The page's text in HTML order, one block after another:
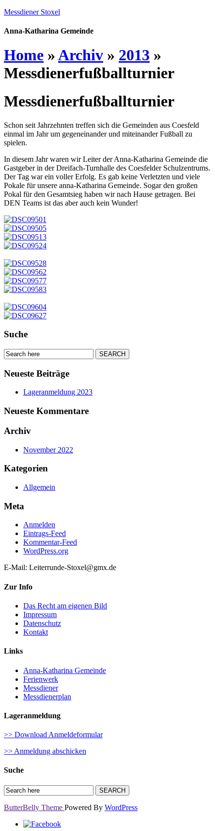
Messdiener Stoxel
Anna-Katharina Gemeinde
Home »Archiv » 2013 »
Messdienerfußballturnier
Messdienerfußballturnier
Schon seit Jahrzehnten treffen sich die Gemeinden aus Coesfeld
einmal im Jahr um gegeneinander und miteinander Fußball zu
spielen.
In diesem Jahr waren wir Leiter der Anna-Katharina Gemeinde die
Gastgeber in der Dreifach-Turnhalle des Coesfelder Schulzentrums.
Der Tag war ein voller Erfolg. Es gab keine Verletzten und viele
Pokale für unsere anna-Katharina Gemeinde. Sogar den großen
Pokal für den Gesamtsieg haben wir nach Hause getragen. Bei
DEN Teams ist das aber auch kein Wunder!
Suche
Neueste Beiträge
Lageranmeldung 2023
Neueste Kommentare
Archiv
November 2022
Kategorien
Allgemein
Meta
Anmelden
Eintrags-Feed
Kommentar-Feed
WordPress.org
E-Mail: Leiterrunde-Stoxel@gmx.de
Zur Info
Das Recht am eigenen Bild
Impressum
Datenschutz
Kontakt
Links
Anna-Katharina Gemeinde
Ferienwerk
Messdiener
Messdienerplan
Lageranmeldung
>> Download Anmeldeformular
>> Anmeldung abschicken
Suche
ButterBelly Theme Powered By WordPress